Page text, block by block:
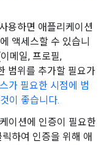
용하면 애플리케이션
액세스할 수 있습니
메일, 프로필,
범위를 추가할 필요가
가 필요한 시점에 범
이 좋습니다.
이션에 인증이 필요한
하여 인증을 위해 애